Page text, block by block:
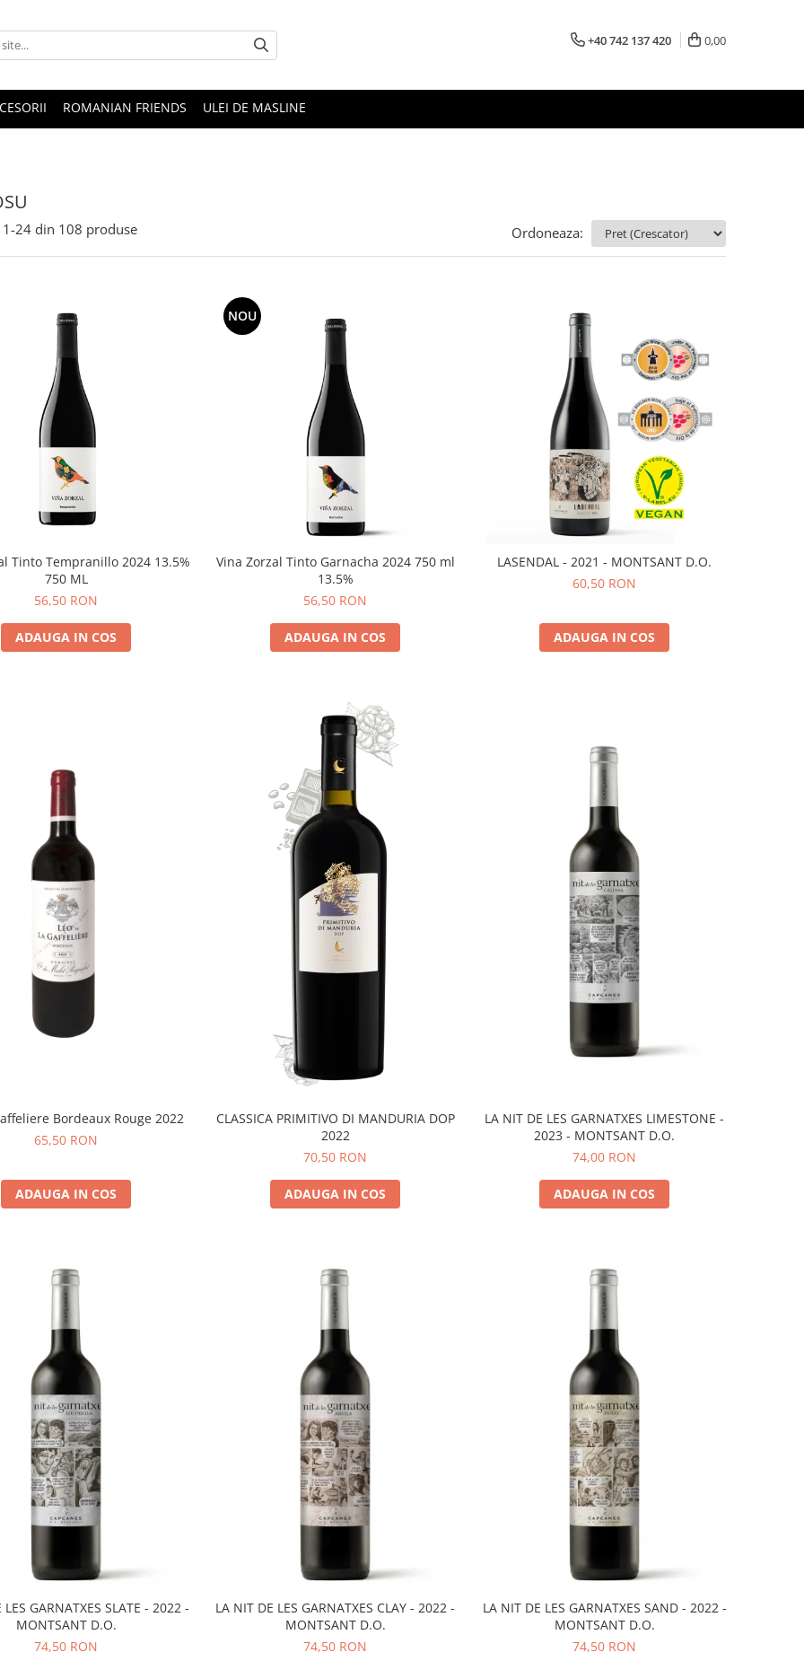
+40 742 137 420 0,00
ROMANIAN FRIENDS ULEI DE MASLINE
1-24 din 108 produse Ordoneaza:
Tinto Tempranillo 2024 13.5%
750 ML
56,50 RON
ADAUGA IN COS
NOU
Vina Zorzal Tinto Garnacha 2024 750 ml
13.5%
56,50 RON
ADAUGA IN COS
LASENDAL - 2021 - MONTSANT D.O.
60,50 RON
ADAUGA IN COS
Bordeaux Rouge 2022
65,50 RON
ADAUGA IN COS
CLASSICA PRIMITIVO DI MANDURIA DOP
2022
70,50 RON
ADAUGA IN COS
LA NIT DE LES GARNATXES LIMESTONE -
2023 - MONTSANT D.O.
74,00 RON
ADAUGA IN COS
GARNATXES SLATE - 2022 -
MONTSANT D.O.
74,50 RON
LA NIT DE LES GARNATXES CLAY - 2022 -
MONTSANT D.O.
74,50 RON
LA NIT DE LES GARNATXES SAND - 2022 -
MONTSANT D.O.
74,50 RON